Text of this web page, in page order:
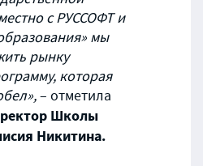
сРУССОФТи
мы
рынку
которая
– отметила
Школы
Никитина.